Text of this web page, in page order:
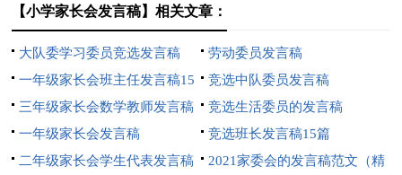
【小学家长会发言稿】相关文章：
大队委学习委员竞选发言稿
劳动委员发言稿
一年级家长会班主任发言稿15
篇
竞选中队委员发言稿
三年级家长会数学教师发言稿
竞选生活委员的发言稿
一年级家长会发言稿
竞选班长发言稿15篇
二年级家长会学生代表发言稿
2021家委会的发言稿范文（精